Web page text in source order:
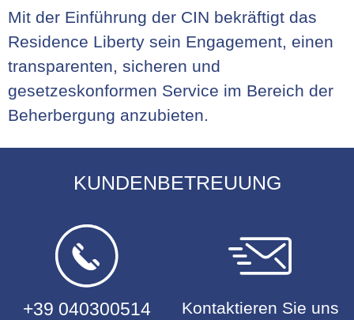
Mit der Einführung der CIN bekräftigt das
Residence Liberty sein Engagement, einen
transparenten, sicheren und
gesetzeskonformen Service im Bereich der
Beherbergung anzubieten.
KUNDENBETREUUNG
+39 040300514 Kontaktieren Sie uns